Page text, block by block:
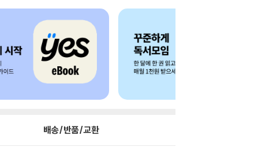
배송/반품/교환